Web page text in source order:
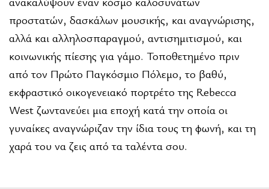
προστατών, δασκάλων μουσικής, και αναγνώρισης,
αλλά και αλληλοσπαραγμού, αντισημιτισμού, και
κοινωνικής πίεσης για γάμο. Τοποθετημένο πριν
από τον Πρώτο Παγκόσμιο Πόλεμο, το βαθύ,
εκφραστικό οικογενειακό πορτρέτο της Rebecca
West ζωντανεύει μια εποχή κατά την οποία οι
γυναίκες αναγνώριζαν την ίδια τους τη φωνή, και τη
χαρά του να ζεις από τα ταλέντα σου.